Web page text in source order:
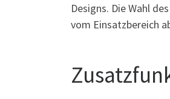
Designs. Die Wahl
vom Einsatzbereich